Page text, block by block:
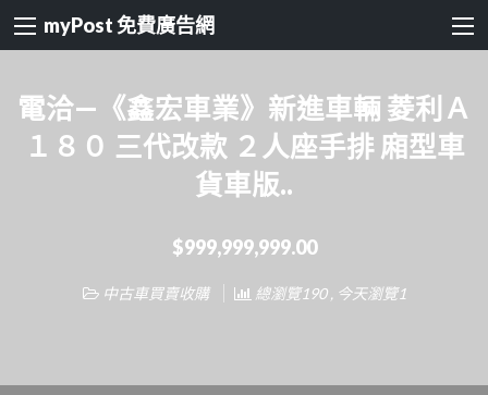
myPost 免費廣告網
電洽—《鑫宏車業》新進車輛 菱利Ａ
１８０ 三代改款 ２人座手排 廂型車
貨車版..
$999,999,999.00
中古車買賣收購 總瀏覽190 , 今天瀏覽1